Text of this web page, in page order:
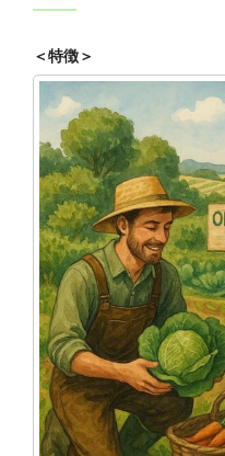
＜特徴＞